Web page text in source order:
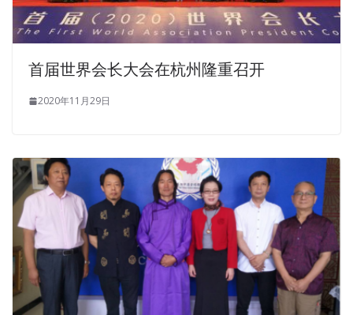
Implementing andSupporting Cisco Unified Contact
Center Enterprise Okay, very good Changsheng happily
that Lu Yue is
Cisco 600-460 Test Software
sleep Cisco Unified Contact Center Enterprise Specialist
600-460 here forever.
http://www.examscert.com/600-
He was Cisco 600-460 Test Software shocked
Implementing andSupporting Cisco Unified Contact
Center Enterprise and returned from the school.
She sat Cisco Unified Contact Center Enterprise Specialist
600-460 on the bus from the countryside to the county
首届世界会长大会在杭州隆重召开
2020年11月29日